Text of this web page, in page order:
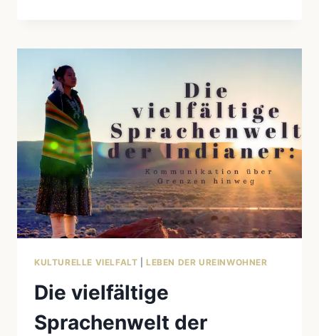
EINE
VIELFALT
NORD-
UND
SÜDAMERIKAS
KULTURELLE VIELFALT |LEBEN DER UREINWOHNER
Die vielfältige
Sprachenwelt der